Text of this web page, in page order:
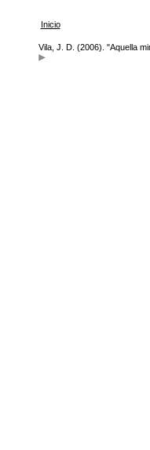
Inicio
Vila, J. D. (2006). "Aquella